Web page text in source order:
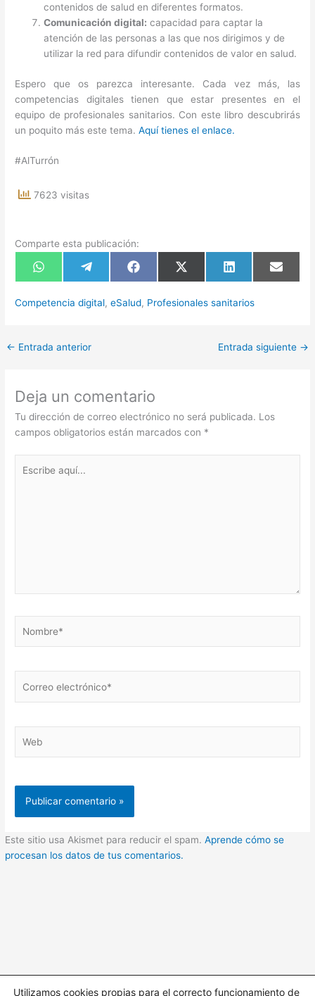
contenidos de salud en diferentes formatos.
Comunicación digital: capacidad para captar la
atención de las personas a las que nos dirigimos y de
utilizar la red para difundir contenidos de valor en salud.
Espero que os parezca interesante. Cada vez más, las
competencias digitales tienen que estar presentes en el
equipo de profesionales sanitarios. Con este libro descubrirás
un poquito más este tema.Aquí tienes el enlace.
#AlTurrón
7623 visitas
Comparte esta publicación:
Compartir
en
Compartir
en
Compartir
en
Compartir
en
(Twitter)
Compartir
en
en
Competencia digital,eSalud, Profesionales sanitarios
← Entrada anterior Entrada siguiente →
Deja un comentario
Tu dirección de correo electrónico no será publicada. Los
campos obligatorios están marcados con *
aquí...
electrónico*
Este sitio usa Akismet para reducir el spam.Aprende cómo se
procesan los datos de tus comentarios.
Utilizamos cookies propias para el correcto funcionamiento de